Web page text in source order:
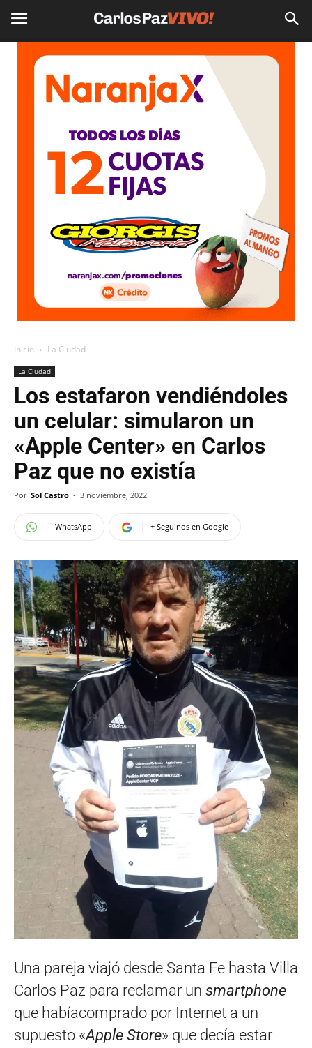
Inicio La Ciudad
La Ciudad
Los estafaron vendiéndoles
un celular: simularon un
«Apple Center» en Carlos
Paz que no existía
Por Sol Castro - 3 noviembre, 2022
WhatsApp + Seguinos en Google
Una pareja viajó desde Santa Fe hasta Villa
Carlos Paz para reclamar un smartphone
que habíacomprado por Internet a un
supuesto «Apple Store» que decía estar